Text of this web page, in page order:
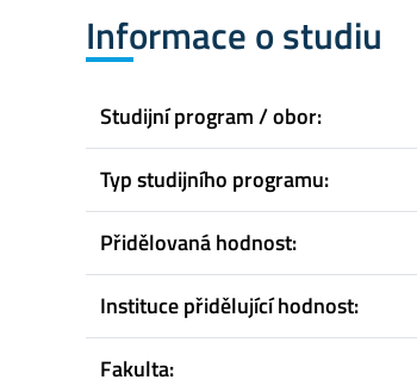
Informace o studiu
Studijní program / obor:
Typ studijního programu:
Přidělovaná hodnost:
Instituce přidělující hodnost:
Fakulta: